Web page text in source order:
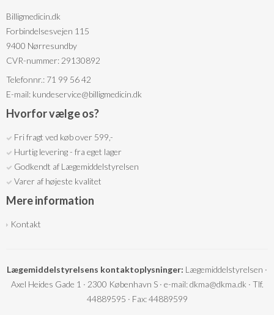
Billigmedicin.dk
Forbindelsesvejen 115
9400 Nørresundby
CVR-nummer: 29130892
Telefonnr.: 71 99 56 42
E-mail: kundeservice@billigmedicin.dk
Hvorfor vælge os?
Fri fragt ved køb over 599,-
Hurtig levering - fra eget lager
Godkendt af Lægemiddelstyrelsen
Varer af højeste kvalitet
Mere information
Kontakt
Lægemiddelstyrelsens kontaktoplysninger: Lægemiddelstyrelsen ·
Axel Heides Gade 1 · 2300 København S · e-mail: dkma@dkma.dk · Tlf.
44889595 · Fax: 44889599